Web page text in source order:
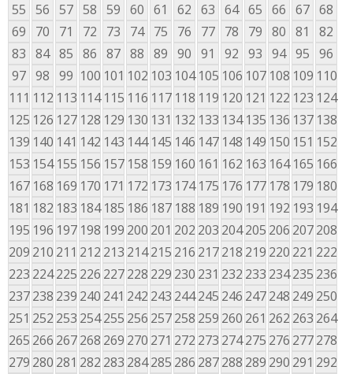
55 56 57 58 59 60 61 62 63 64 65 66 67 68
69
70 71 72 73 74 75 76 77 78 79 80 81
82
83 84 85 86 87 88 89 90 91 92 93 94 95 96
97 98 99 100 101 102 103 104 105 106 107 108 109 110
111 112 113 114 115 116 117 118 119 120 121 122 123 124
125 126 127 128 129 130 131 132 133 134 135 136 137 138
139 140 141 142 143 144 145 146 147 148 149 150 151 152
153 154 155 156 157 158 159 160 161 162 163 164 165 166
167 168 169 170 171 172 173 174 175 176 177 178 179 180
181 182 183 184 185 186 187 188 189 190 191 192 193 194
195 196 197 198 199 200 201 202 203 204205 206 207208
209 210 211 212 213 214215 216 217218 219 220 221 222
223 224225 226 227228 229 230 231 232 233 234235 236
237238 239 240 241 242 243 244245 246 247248 249 250
251 252 253 254255 256 257258 259 260 261 262 263 264
265 266 267268 269 270 271 272 273 274275 276 277278
279 280 281 282 283 284285 286 287288 289 290 291 292